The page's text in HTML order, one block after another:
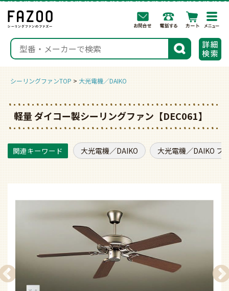
検索
シーリングファンTOP 大光電機／DAIKO
軽量 ダイコー製シーリングファン【DEC061】
大光電機／DAIKO 大光電機／DAIKO フ